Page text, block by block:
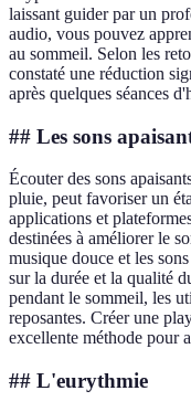
laissant guider par un
audio, vous pouvez
au sommeil. Selon les
constaté une réduction
après quelques séances
## Les sons
Écouter des sons
pluie, peut favoriser un
applications et
destinées à améliorer le
musique douce et les
sur la durée et la qualité
pendant le sommeil, les
reposantes. Créer une
excellente méthode pour
## L'eurythmie